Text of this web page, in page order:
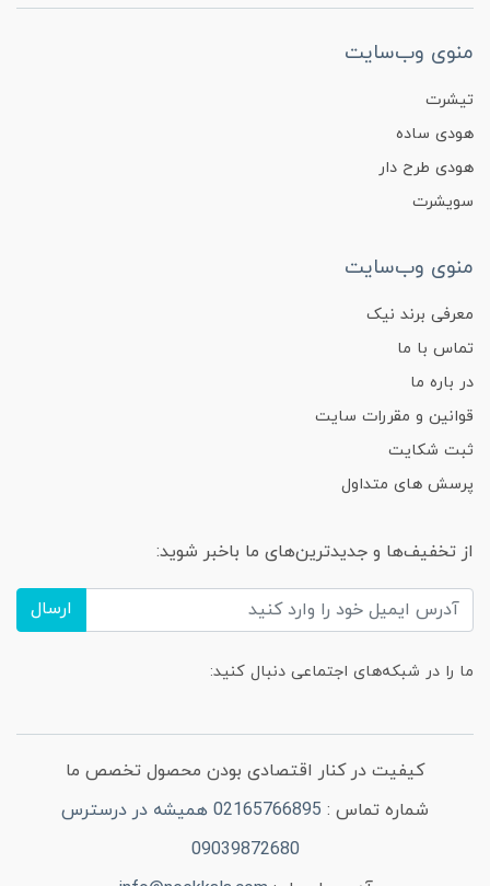
منوی وب‌سایت
تیشرت
هودی ساده
هودی طرح دار
سویشرت
منوی وب‌سایت
معرفی برند نیک
تماس با ما
در باره ما
قوانین و مقررات سایت
ثبت شکایت
پرسش های متداول
از تخفیف‌ها و جدیدترین‌های ما باخبر شوید:
ارسال
ما را در شبکه‌های اجتماعی دنبال کنید:
کیفیت در کنار اقتصادی بودن محصول تخصص ما
شماره تماس :
02165766895 همیشه در درسترس
09039872680